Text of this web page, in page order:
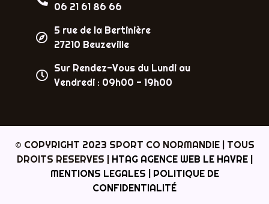
06 21 61 86 66
5 rue de la Bertinière
27210 Beuzeville
Sur Rendez-Vous du Lundi au
Vendredi : 09h00 - 19h00
© COPYRIGHT 2023 SPORT CO NORMANDIE | TOUS
DROITS RESERVES | HTAG AGENCE WEB LE HAVRE|
MENTIONS LEGALES | POLITIQUE DE
CONFIDENTIALITÉ